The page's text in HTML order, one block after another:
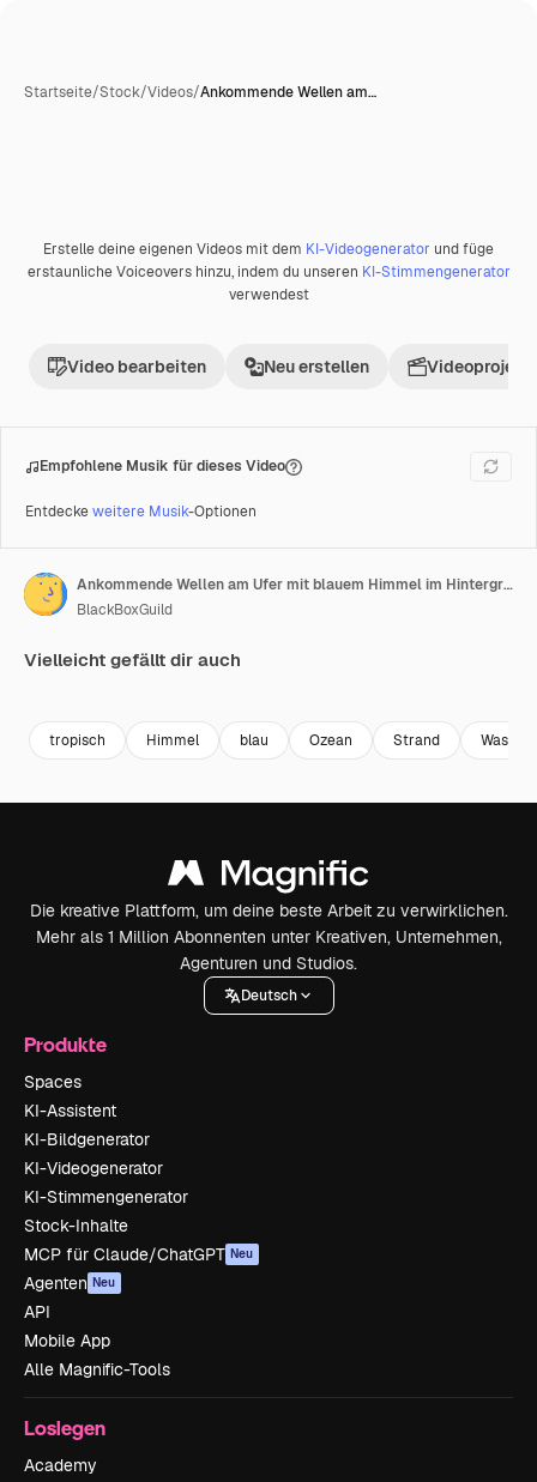
Startseite/Stock/Videos/Ankommende Wellen am…
Premium
Erstelle deine eigenen Videos mit dem KI-Videogenerator und füge
erstaunliche Voiceovers hinzu, indem du unseren KI-Stimmengenerator
verwendest
Video bearbeiten Neu erstellen Videoprojekt
Empfohlene Musik für dieses Video
Entdeckeweitere Musik-Optionen
Ankommende Wellen am Ufer mit blauem Himmel im Hintergrund in Caión, Galicien, Spanien
BlackBoxGuild
Vielleicht gefällt dir auch
tropisch Himmel blau Ozean Strand Wasser
Die kreative Plattform, um deine beste Arbeit zu verwirklichen.
Mehr als 1 Million Abonnenten unter Kreativen, Unternehmen,
Agenturen und Studios.
Deutsch
Produkte
Spaces
KI-Assistent
KI-Bildgenerator
KI-Videogenerator
KI-Stimmengenerator
Stock-Inhalte
MCP für Claude/ChatGPT Neu
Agenten Neu
API
Mobile App
Alle Magnific-Tools
Loslegen
Academy